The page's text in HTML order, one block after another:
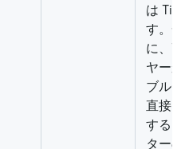
は
す。
に、
ヤー
ブル
直接
する
ター